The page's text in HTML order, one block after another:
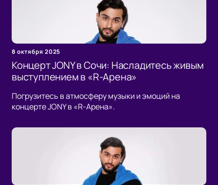
8 октября 2025
Концерт JONY в Сочи: Насладитесь живым
выступлением в «R-Арена»
Погрузитесь в атмосферу музыки и эмоций на
концерте JONY в «R-Арена».